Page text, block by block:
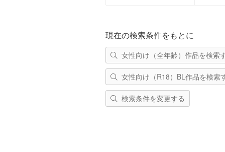
現在の検索条件をもとに
女性向け（全年齢）作品を検索
女性向け（R18）BL作品を検索
検索条件を変更する